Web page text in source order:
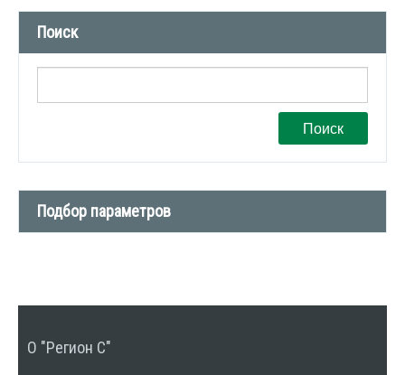
Новости компании (509)
СМИ о нас (1)
Поиск
Поиск
Подбор параметров
Количество комнат
О "Регион С"